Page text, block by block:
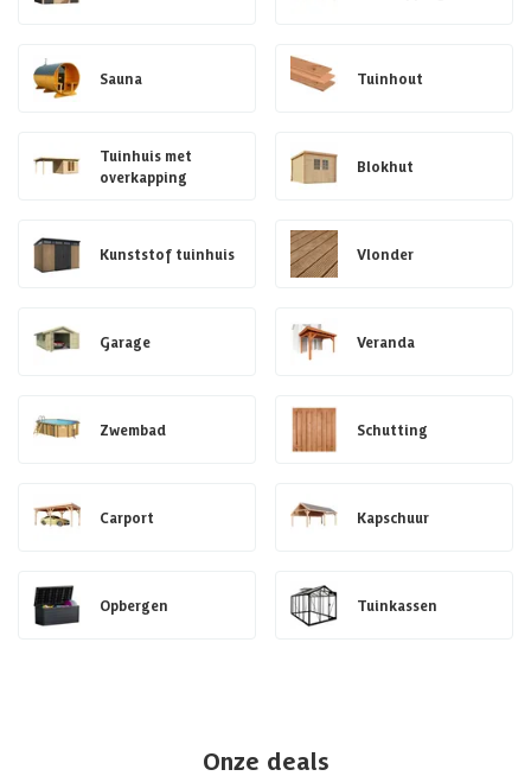
Sauna Tuinhout
Tuinhuis met
overkapping
Blokhut
Kunststof tuinhuis Vlonder
Garage Veranda
Zwembad Schutting
Carport Kapschuur
Opbergen Tuinkassen
Onze deals